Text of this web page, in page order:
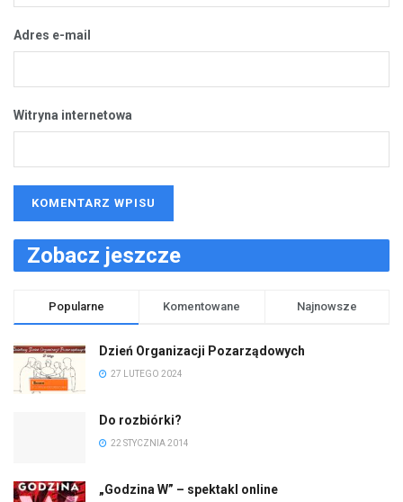
Adres e-mail
Witryna internetowa
Zobacz jeszcze
Popularne Komentowane Najnowsze
Dzień Organizacji Pozarządowych
27 LUTEGO 2024
Do rozbiórki?
22 STYCZNIA 2014
„Godzina W” – spektakl online